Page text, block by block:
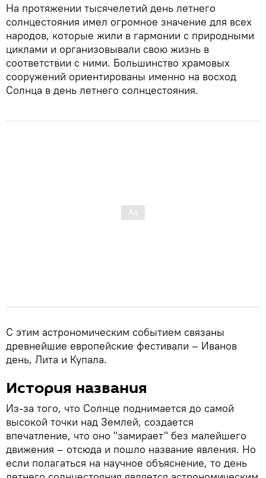
На протяжении тысячелетий день летнего
солнцестояния имел огромное значение для всех
народов, которые жили в гармонии с природными
циклами и организовывали свою жизнь в
соответствии с ними. Большинство храмовых
сооружений ориентированы именно на восход
Солнца в день летнего солнцестояния.
С этим астрономическим событием связаны
древнейшие европейские фестивали – Иванов
день, Лита и Купала.
История названия
Из-за того, что Солнце поднимается до самой
высокой точки над Землей, создается
впечатление, что оно "замирает" без малейшего
движения – отсюда и пошло название явления. Но
если полагаться на научное объяснение, то день